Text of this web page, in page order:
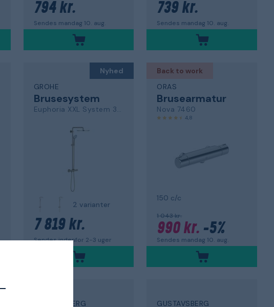
794 kr.
Sendes mandag 10. aug.
739 kr.
Sendes mandag 10. aug.
Nyhed
GROHE
Brusesystem
Euphoria XXL System 310
2 varianter
7 819 kr.
Sendes indenfor 2-3 uger
Back to work
ORAS
Brusearmatur
Nova 7460
4,8
150 c/c
1 043 kr.
990 kr. -5%
Sendes mandag 10. aug.
GUSTAVSBERG GUSTAVSBERG